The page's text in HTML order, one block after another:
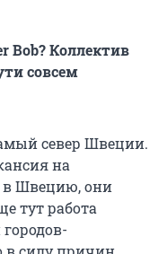
Коллектив
совсем
север Швеции.
на
в Швецию, они
тут работа